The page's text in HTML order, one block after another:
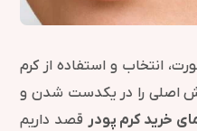
انتخاب و استفاده از کرم
اصلی را در یکدست شدن و
خرید کرم پودر قصد داریم